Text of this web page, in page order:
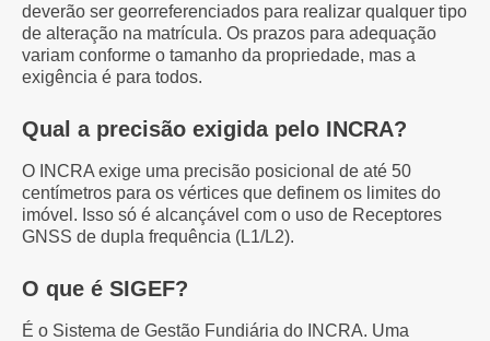
deverão ser georreferenciados para realizar qualquer tipo
de alteração na matrícula. Os prazos para adequação
variam conforme o tamanho da propriedade, mas a
exigência é para todos.
Qual a precisão exigida pelo INCRA?
O INCRA exige uma precisão posicional de até 50
centímetros para os vértices que definem os limites do
imóvel. Isso só é alcançável com o uso de Receptores
GNSS de dupla frequência (L1/L2).
O que é SIGEF?
É o Sistema de Gestão Fundiária do INCRA. Uma